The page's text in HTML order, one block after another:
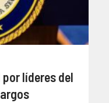
por líderes del